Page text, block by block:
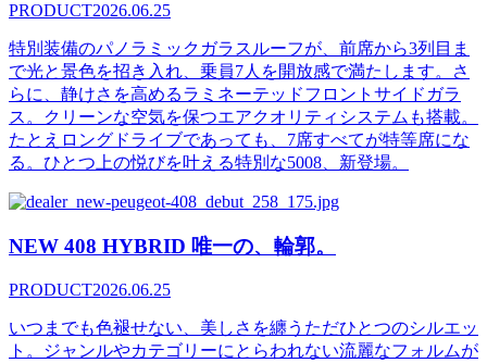
PRODUCT2026.06.25
特別装備のパノラミックガラスルーフが、前席から3列目ま
で光と景色を招き入れ、乗員7人を開放感で満たします。さ
らに、静けさを高めるラミネーテッドフロントサイドガラ
ス。クリーンな空気を保つエアクオリティシステムも搭載。
たとえロングドライブであっても、7席すべてが特等席にな
る。ひとつ上の悦びを叶える特別な5008、新登場。
NEW 408 HYBRID 唯一の、輪郭。
PRODUCT2026.06.25
いつまでも色褪せない、美しさを纏うただひとつのシルエッ
ト。ジャンルやカテゴリーにとらわれない流麗なフォルムが